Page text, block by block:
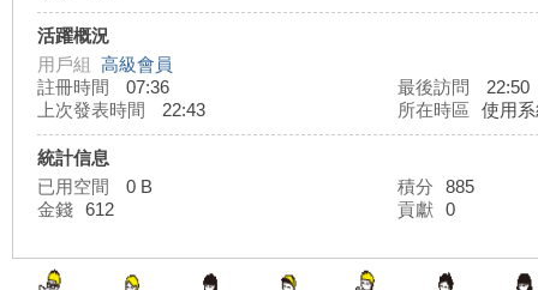
外
活躍概況
用戶組 高級會員
註冊時間
07:36 最後訪問
22:50
上次發表時間
22:43 所在時區 使用
統計信息
已用空間
0 B 積分
885
金錢 612 貢獻 0